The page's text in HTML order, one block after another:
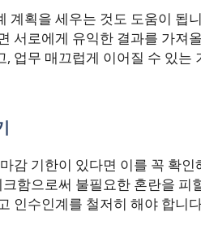
계획을 세우는 것도 도움이 됩
서로에게 유익한 결과를 가져
업무 매끄럽게 이어질 수 있는
감 기한이 있다면 이를 꼭 확
함으로써 불필요한 혼란을
인수인계를 철저히 해야 합니